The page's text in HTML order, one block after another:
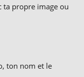
ta propre image ou
ton nom et le